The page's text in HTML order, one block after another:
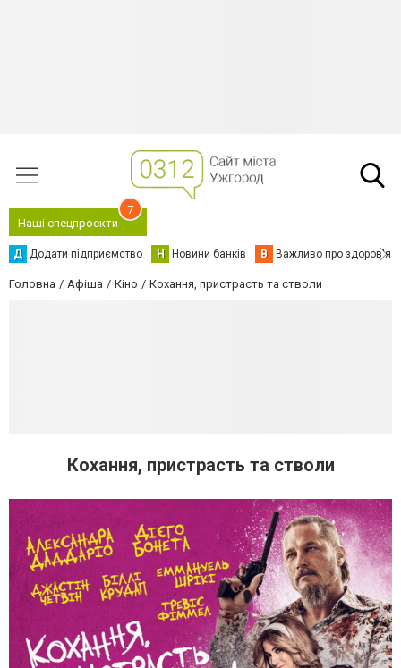
Наші спецпроєкти
7
Д Додати підприємство Н Новини банків В Важливо про здоров'я
Головна Афіша Кіно Кохання, пристрасть та стволи
Кохання, пристрасть та стволи